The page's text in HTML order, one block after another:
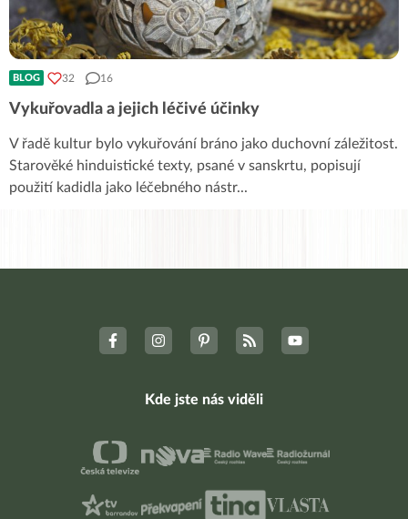
BLOG 32 16
Vykuřovadla a jejich léčivé účinky
V řadě kultur bylo vykuřování bráno jako duchovní záležitost.
Starověké hinduistické texty, psané v sanskrtu, popisují
použití kadidla jako léčebného nástr...
Kde jste nás viděli